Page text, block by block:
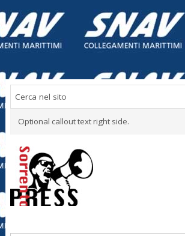
Optional callout text right side.